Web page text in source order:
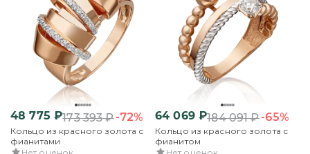
48 775 ₽173 393₽-72%
Кольцо из красного золота с
фианитами
Нет оценок
64 069₽184 091₽-65%
Кольцо из красного золота с
фианитом
Нет оценок